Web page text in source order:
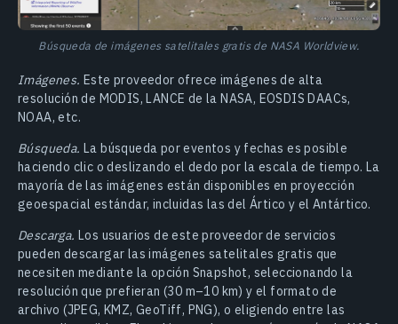
Búsqueda de imágenes satelitales gratis de NASA Worldview.
Imágenes. Este proveedor ofrece imágenes de alta
resolución de MODIS, LANCE de la NASA, EOSDIS DAACs,
NOAA, etc.
Búsqueda. La búsqueda por eventos y fechas es posible
haciendo clic o deslizando el dedo por la escala de tiempo. La
mayoría de las imágenes están disponibles en proyección
geoespacial estándar, incluidas las del Ártico y el Antártico.
Descarga. Los usuarios de este proveedor de servicios
pueden descargar las imágenes satelitales gratis que
necesiten mediante la opción Snapshot, seleccionando la
resolución que prefieran (30 m–10 km) y el formato de
archivo (JPEG, KMZ, GeoTiff, PNG), o eligiendo entre las